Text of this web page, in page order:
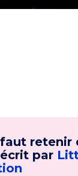
faut retenir
par